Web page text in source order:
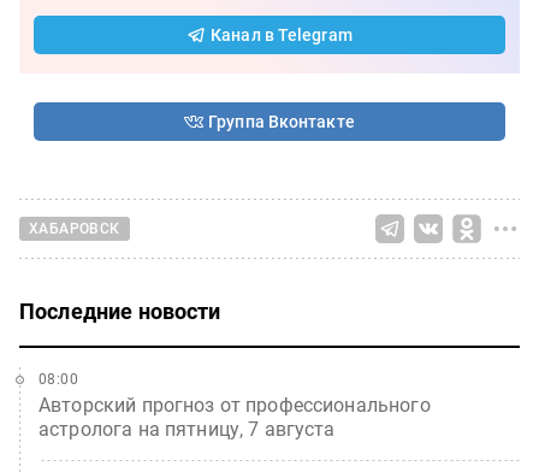
Канал в Telegram
Группа Вконтакте
ХАБАРОВСК
Последние новости
Авторский прогноз от профессионального
астролога на пятницу, 7 августа
08:00